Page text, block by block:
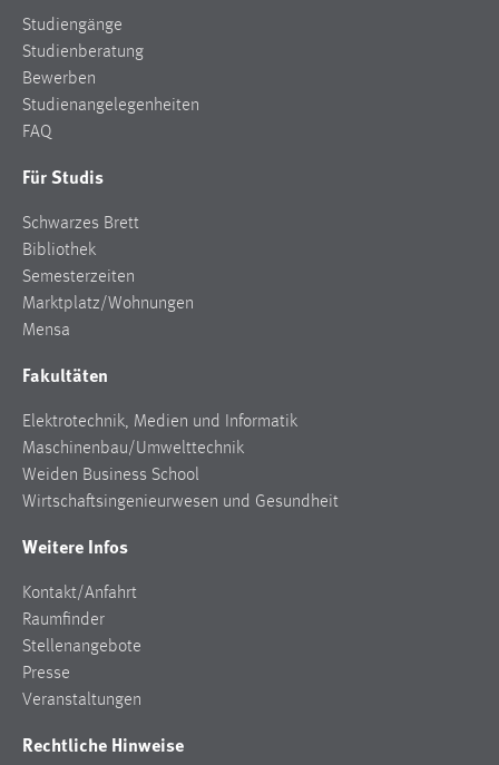
Studiengänge
Studienberatung
Bewerben
Studienangelegenheiten
FAQ
Für Studis
Schwarzes Brett
Bibliothek
Semesterzeiten
Marktplatz/Wohnungen
Mensa
Fakultäten
Elektrotechnik, Medien und Informatik
Maschinenbau/Umwelttechnik
Weiden Business School
Wirtschaftsingenieurwesen und Gesundheit
Weitere Infos
Kontakt/Anfahrt
Raumfinder
Stellenangebote
Presse
Veranstaltungen
Rechtliche Hinweise